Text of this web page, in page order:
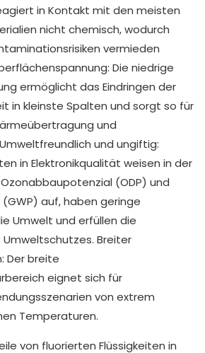
in Kontakt mit den meisten
nicht chemisch, wodurch
vermieden
Die niedrige
ermöglicht das Eindringen der
in kleinste Spalten und sorgt so für
und
und ungiftig:
in Elektronikqualität weisen in der
(ODP) und
auf, haben geringe
Umwelt und erfüllen die
Breiter
Der breite
eignet sich für
von extrem
Temperaturen.
von fluorierten Flüssigkeiten in